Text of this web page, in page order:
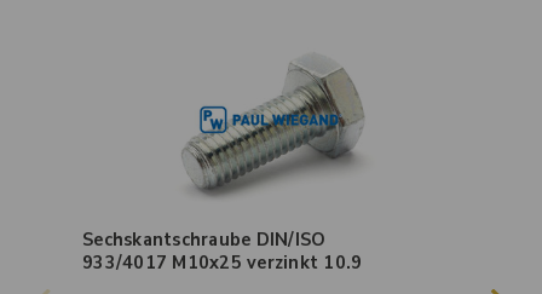
Sechskantschraube DIN/ISO
933/4017 M10x25 verzinkt 10.9